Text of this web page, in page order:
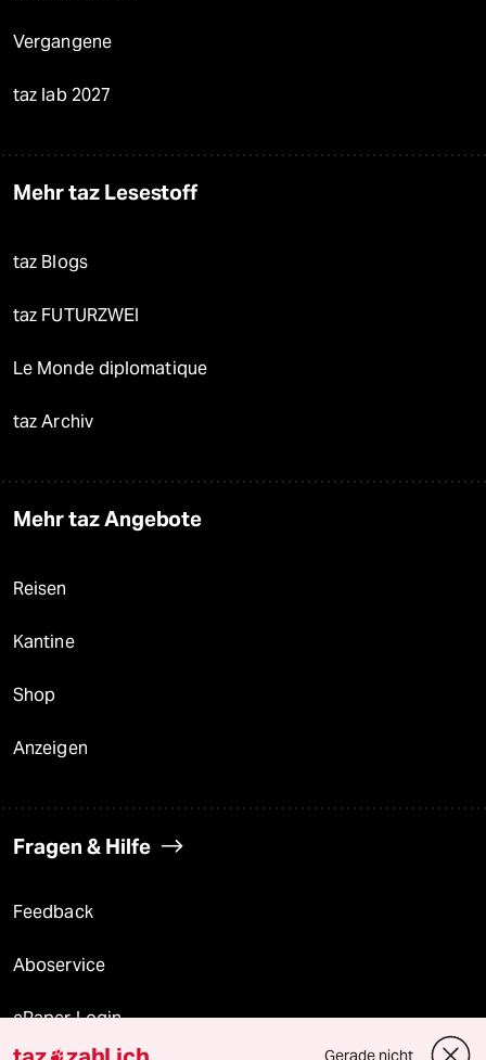
Vergangene
taz lab 2027
Mehr taz Lesestoff
taz Blogs
taz FUTURZWEI
Le Monde diplomatique
taz Archiv
Mehr taz Angebote
Reisen
Kantine
Shop
Anzeigen
Fragen & Hilfe
Feedback
Aboservice
ePaper Login
 Gerade nicht